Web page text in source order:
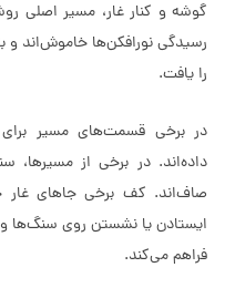
گوشه و کنار غار، مسیر اصلی
رسیدگی نورافکن‌ها خاموش‌اند و
را یافت.
در برخی قسمت‌های مسیر برای
داده‌اند. در برخی از
صاف‌اند. کف برخی جاهای
ایستادن یا نشستن روی سنگ‌ها
فراهم می‌کند.